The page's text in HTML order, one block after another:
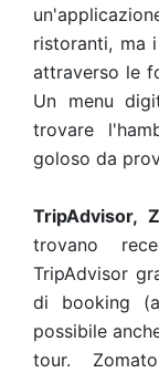
ristoranti, ma
attraverso le
Un menu
trovare
goloso da
TripAdvisor,
trovano
TripAdvisor
di booking
possibile
tour.